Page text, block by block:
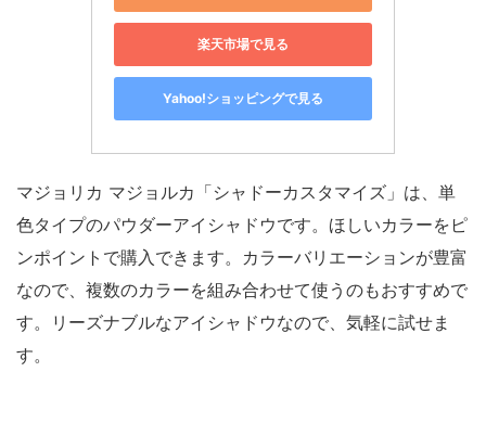
楽天市場で見る
Yahoo!ショッピングで見る
マジョリカ マジョルカ「シャドーカスタマイズ」は、単
色タイプのパウダーアイシャドウです。ほしいカラーをピ
ンポイントで購入できます。カラーバリエーションが豊富
なので、複数のカラーを組み合わせて使うのもおすすめで
す。リーズナブルなアイシャドウなので、気軽に試せま
す。